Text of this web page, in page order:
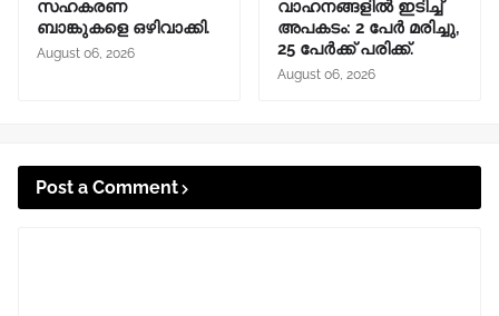
സഹകരണ
ബാങ്കുകളെ ഒഴിവാക്കി.
August 06, 2026
വാഹനങ്ങളിൽ ഇടിച്ച്
അപകടം: 2 പേർ മരിച്ചു,
25 പേർക്ക് പരിക്ക്.
August 06, 2026
Post a Comment